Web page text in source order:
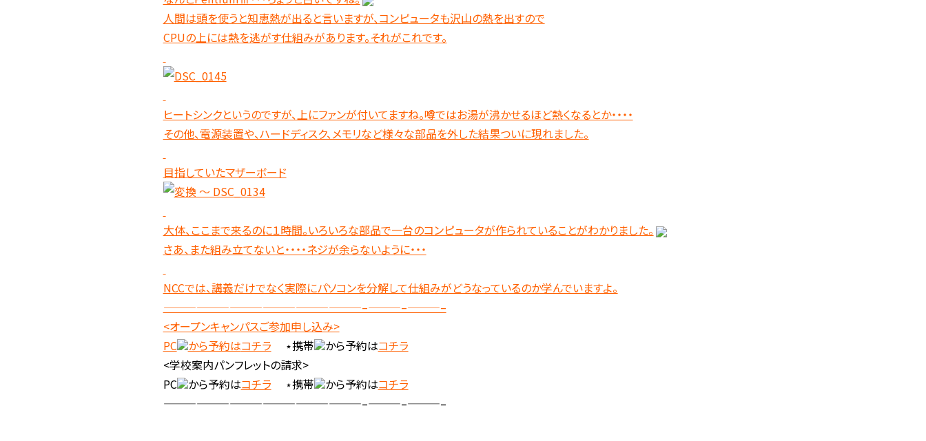
人間は頭を使うと知恵熱が出ると言いますが、コンピュータも沢山の熱を出すので
CPUの上には熱を逃がす仕組みがあります。それがこれです。
ヒートシンクというのですが、上にファンが付いてますね。噂ではお湯が沸かせるほど熱くなるとか・・・・
その他、電源装置や、ハードディスク、メモリなど様々な部品を外した結果ついに現れました。
目指していたマザーボード
大体、ここまで来るのに１時間。いろいろな部品で一台のコンピュータが作られていることがわかりました。
さあ、また組み立てないと・・・・ネジが余らないように・・・
NCCでは、講義だけでなく実際にパソコンを分解して仕組みがどうなっているのか学んでいますよ。
——————————————————–———–———–
<オープンキャンパスご参加申し込み>
PC
から予約はコチラ ⋆携帯 から予約はコチラ
<学校案内パンフレットの請求>
PC
から予約はコチラ ⋆携帯 から予約はコチラ
——————————————————–———–———–